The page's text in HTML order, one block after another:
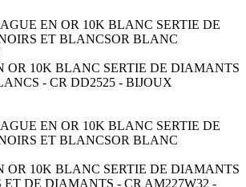
EN OR 10K BLANC SERTIE DE
ET BLANCSOR BLANC
EN OR 10K BLANC SERTIE DE
ET BLANCSOR BLANC